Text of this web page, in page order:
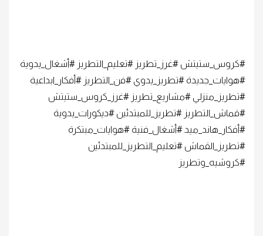
#كروس_ستيتش #غرز_تطريز #تعليم_التطريز #أشغال_يدوية
#هوايات_جديدة #تطريز_يدوي #فن_التطريز #أفكار_ابداعية
#تطريز_منزلي #مشاريع_تطريز #غرز_كروس_ستيتش
#قماش_التطريز #تطريز_للمبتدئين #ديكورات_يدوية
#أفكار_هاند_ميد #أشغال_فنية #هوايات_مبتكرة
#تطريز_القماش #تعليم_التطريز_للمبتدئين
#كروشيه_وتطريز